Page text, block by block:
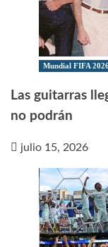
Mundial FIFA
Las guitarras
no podrán
julio 15, 2026